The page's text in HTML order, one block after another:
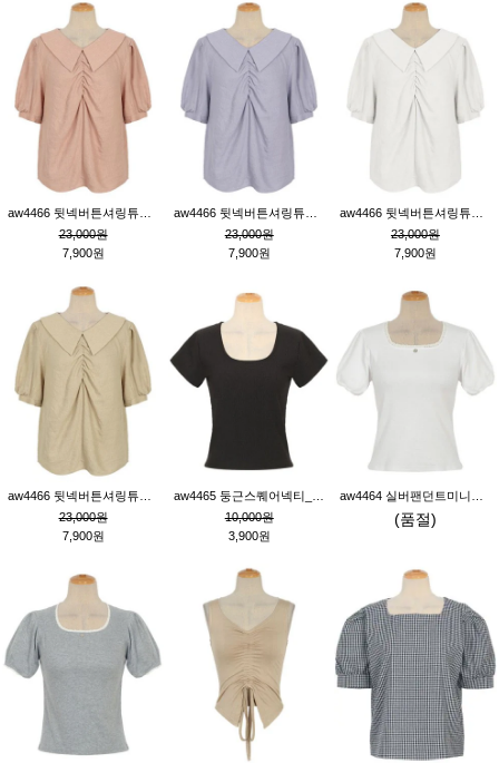
23,000원
7,900원
23,000원
7,900원
23,000원
7,900원
23,000원
7,900원
10,000원
3,900원
(품절)